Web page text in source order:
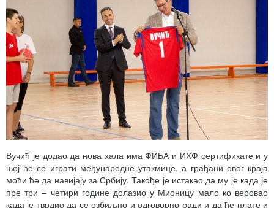
Вучић је додао да нова хала има ФИБА и ИХФ сертификате и у
њој ће се играти међународне утакмице, а грађани овог краја
моћи ће да навијају за Србију. Такође је истакао да му је када је
пре три – четири године долазио у Мионицу мало ко веровао
када је тврдио да се озбиљно и одговорно ради и да ће плате и